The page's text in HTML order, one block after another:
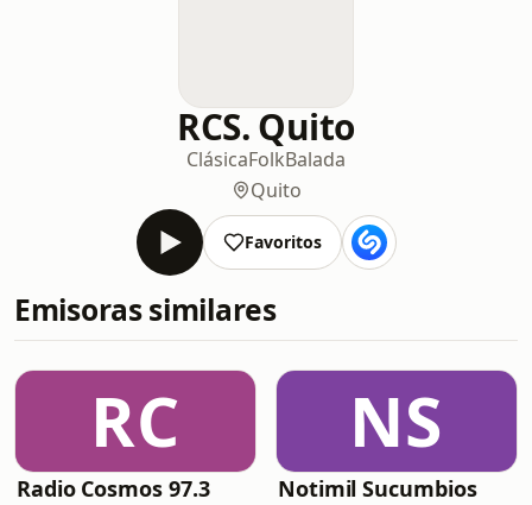
RCS. Quito
ClásicaFolkBalada
Quito
Favoritos
Emisoras similares
RC
Radio Cosmos 97.3
NS
Notimil Sucumbios